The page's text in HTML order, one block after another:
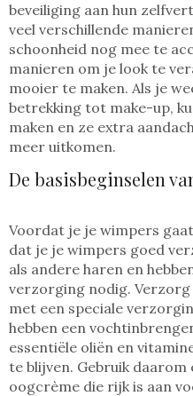
beveiliging aan hun
veel verschillende
schoonheid nog mee te
manieren om je look te
mooier te maken. Als je
betrekking tot make-up,
maken en ze extra
meer uitkomen.
De basisbeginselen
Voordat je je wimpers
dat je je wimpers goed
als andere haren en
verzorging nodig.
met een speciale
hebben een
essentiële oliën en
te blijven. Gebruik
oogcrème die rijk is aan